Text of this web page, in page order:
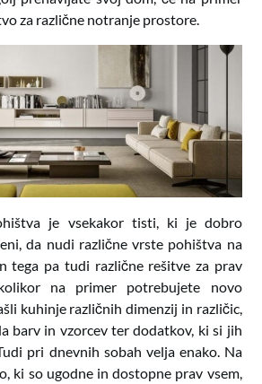
za različne notranje prostore.
je vsekakor tisti, ki je dobro
da nudi različne vrste pohištva na
tega pa tudi različne rešitve za prav
na primer potrebujete novo
kuhinje različnih dimenzij in različic,
barv in vzorcev ter dodatkov, ki si jih
pri dnevnih sobah velja enako. Na
ki so ugodne in dostopne prav vsem,